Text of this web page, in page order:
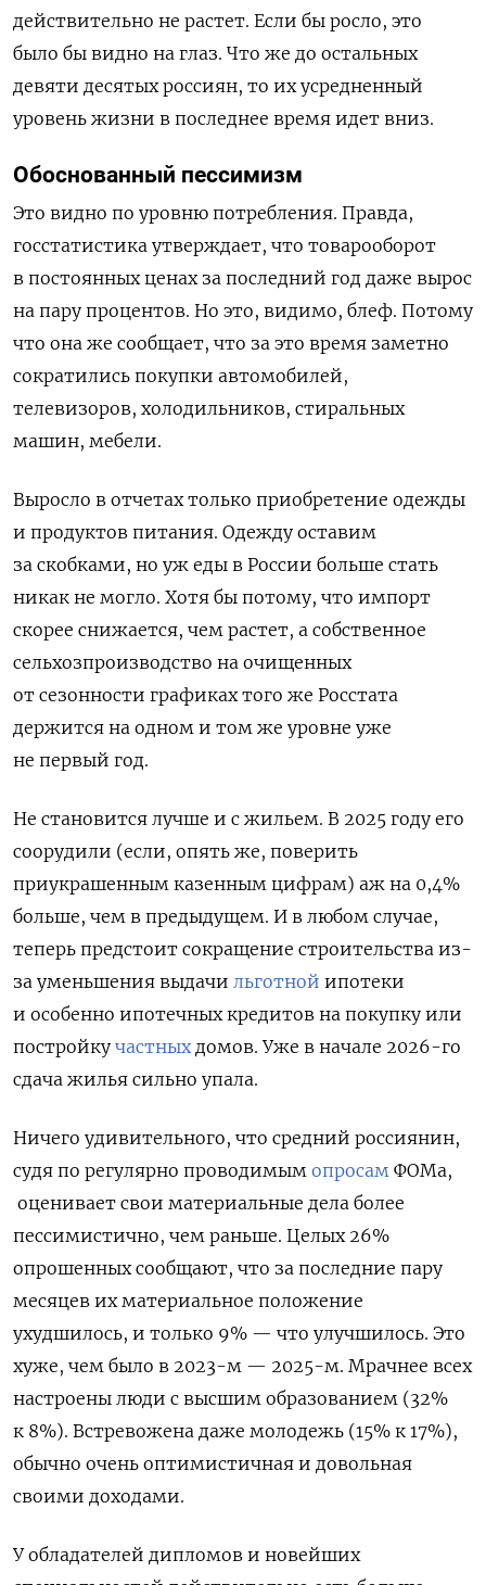
действительно не растет. Если бы росло, это
было бы видно на глаз. Что же до остальных
девяти десятых россиян, то их усредненный
уровень жизни в последнее время идет вниз.
Обоснованный пессимизм
Это видно по уровню потребления. Правда,
госстатистика утверждает, что товарооборот
в постоянных ценах за последний год даже вырос
на пару процентов. Но это, видимо, блеф. Потому
что она же сообщает, что за это время заметно
сократились покупки автомобилей,
телевизоров, холодильников, стиральных
машин, мебели.
Выросло в отчетах только приобретение одежды
и продуктов питания. Одежду оставим
за скобками, но уж еды в России больше стать
никак не могло. Хотя бы потому, что импорт
скорее снижается, чем растет, а собственное
сельхозпроизводство на очищенных
от сезонности графиках того же Росстата
держится на одном и том же уровне уже
не первый год.
Не становится лучше и с жильем. В 2025 году его
соорудили (если, опять же, поверить
приукрашенным казенным цифрам) аж на 0,4%
больше, чем в предыдущем. И в любом случае,
теперь предстоит сокращение строительства из-
за уменьшения выдачи льготной ипотеки
и особенно ипотечных кредитов на покупку или
постройку частныхдомов. Уже в начале 2026-го
сдача жилья сильно упала.
Ничего удивительного, что средний россиянин,
судя по регулярно проводимым опросам ФОМа,
оценивает свои материальные дела более
пессимистично, чем раньше. Целых 26%
опрошенных сообщают, что за последние пару
месяцев их материальное положение
ухудшилось, и только 9% — что улучшилось. Это
хуже, чем было в 2023-м — 2025-м. Мрачнее всех
настроены люди с высшим образованием (32%
к 8%). Встревожена даже молодежь (15% к 17%),
обычно очень оптимистичная и довольная
своими доходами.
У обладателей дипломов и новейших